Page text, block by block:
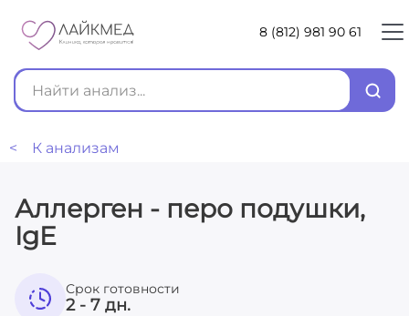
8 (812) 981 90 61
< К анализам
Аллерген - перо подушки,
IgE
Срок готовности
2 - 7 дн.